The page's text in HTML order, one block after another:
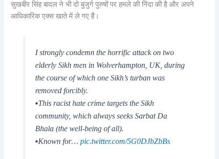
सुखबीर सिंह बादल ने भी दो बुजुर्ग पुरुषों पर हमले की निंदा की है और अपने
आधिकारिक एक्स खाते में ले गए हैं।
I strongly condemn the horrific attack on two
elderly Sikh men in Wolverhampton, UK, during
the course of which one Sikh’s turban was
removed forcibly.
▪️This racist hate crime targets the Sikh
community, which always seeks Sarbat Da
Bhala (the well-being of all).
▪️Known for… pic.twitter.com/5G0DJbZbBs